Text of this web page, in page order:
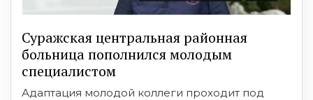
Суражская центральная районная
больница пополнился молодым
специалистом
Адаптация молодой коллеги проходит под